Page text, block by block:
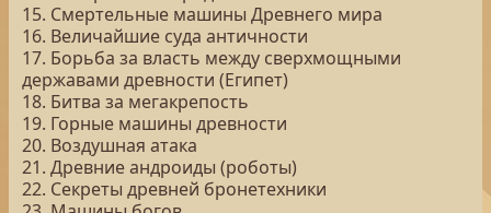
15. Смертельные машины Древнего мира
16. Величайшие суда античности
17. Борьба за власть между сверхмощными
державами древности (Египет)
18. Битва за мегакрепость
19. Горные машины древности
20. Воздушная атака
21. Древние андроиды (роботы)
22. Секреты древней бронетехники